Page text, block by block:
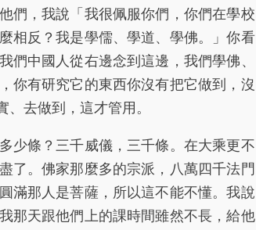
們，我說「我很佩服你們，你們在學校
相反？我是學儒、學道、學佛。」你看
中國人從右邊念到這邊，我們學佛、
你有研究它的東西你沒有把它做到，沒
去做到，這才管用。
條？三千威儀，三千條。在大乘更不
了。佛家那麼多的宗派，八萬四千法門
滿那人是菩薩，所以這不能不懂。我說
那天跟他們上的課時間雖然不長，給他